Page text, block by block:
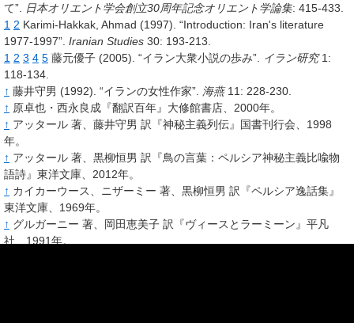
て”.
日本オリエント学会創立30周年記念オリエント学論集: 415-433.
1 2 Karimi-Hakkak, Ahmad (1997). “Introduction: Iran's literature
1977-1997”. Iranian Studies 30: 193-213.
1 2 3 4 5 藤元優子 (2005). “イラン大衆小説の歩み”. イラン研究 1 :
118-134.
↑ 藤井守男 (1992). “イランの女性作家”. 海燕 11 : 228-230.
↑ 原卓也・西永良成『翻訳百年』大修館書店、2000年。
↑ アッタール 著、藤井守男 訳『神秘主義列伝』国書刊行会、1998
年。
↑ アッタール 著、黒柳恒男 訳『鳥の言葉：ペルシア神秘主義比喩物
語詩』東洋文庫、2012年。
↑ カイカーウース、ニザーミー 著、黒柳恒男 訳『ペルシア逸話集』
東洋文庫、1969年。
↑ グルガーニー 著、岡田恵美子 訳『ヴィースとラーミーン』平凡
社、1991年。